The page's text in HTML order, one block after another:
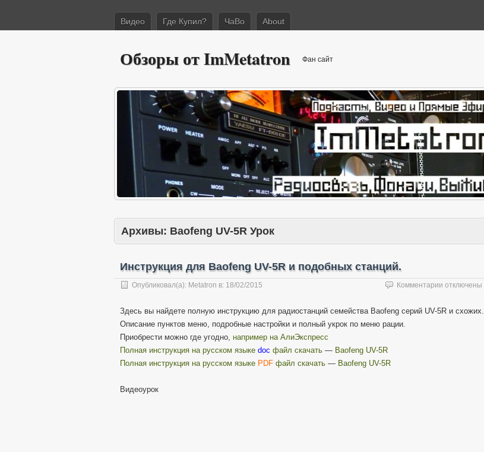
Видео Где Купил? ЧаВо About
Обзоры от ImMetatron Фан сайт
Архивы: Baofeng UV-5R Урок
Инструкция для Baofeng UV-5R и подобных станций.
Опубликовал(а): Metatron в: 18/02/2015 Комментарии к
Инструкция
отключены
Здесь вы найдете полную инструкцию для радиостанций семейства Baofeng серий UV-5R и схожих.
Описание пунктов меню, подробные настройки и полный укрок по меню рации.
Приобрести можно где угодно, например на АлиЭкспресс
Полная инструкция на русском языке doc файл скачать — Baofeng UV-5R
Полная инструкция на русском языке PDF файл скачать — Baofeng UV-5R
Видеоурок